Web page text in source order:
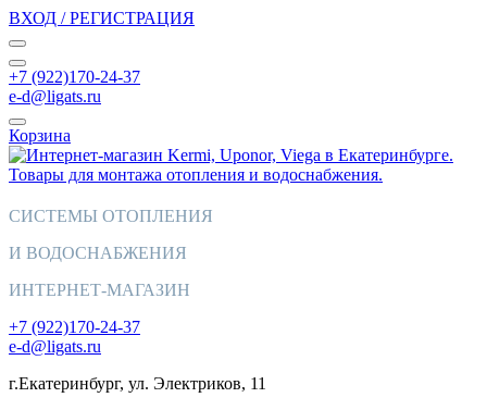
ВХОД / РЕГИСТРАЦИЯ
+7 (922)170-24-37
e-d@ligats.ru
Корзина
СИСТЕМЫ ОТОПЛЕНИЯ
И ВОДОСНАБЖЕНИЯ
ИНТЕРНЕТ-МАГАЗИН
+7 (922)170-24-37
e-d@ligats.ru
г.Екатеринбург, ул. Электриков, 11